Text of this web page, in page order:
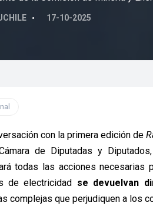
17-10-2025
con la primera edición de
de Diputadas y Diputados,
todas las acciones necesarias
de electricidad se devuelvan
complejas que perjudiquen a los